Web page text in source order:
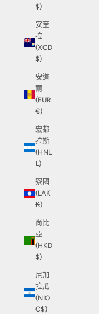
$)
安奎
拉
(XCD
$)
安道
爾
(EUR
€)
宏都
拉斯
(HNL
L)
寮國
(LAK
₭)
尚比
亞
(HKD
$)
尼加
拉瓜
(NIO
C$)